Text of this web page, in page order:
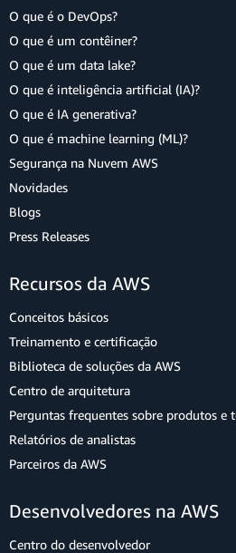
O que é o DevOps?
O que é um contêiner?
O que é um data lake?
O que é inteligência artificial (IA)?
O que é IA generativa?
O que é machine learning (ML)?
Segurança na Nuvem AWS
Novidades
Blogs
Press Releases
Recursos da AWS
Conceitos básicos
Treinamento e certificação
Biblioteca de soluções da AWS
Centro de arquitetura
Perguntas frequentes sobre produtos e
Relatórios de analistas
Parceiros da AWS
Desenvolvedores na AWS
Centro do desenvolvedor